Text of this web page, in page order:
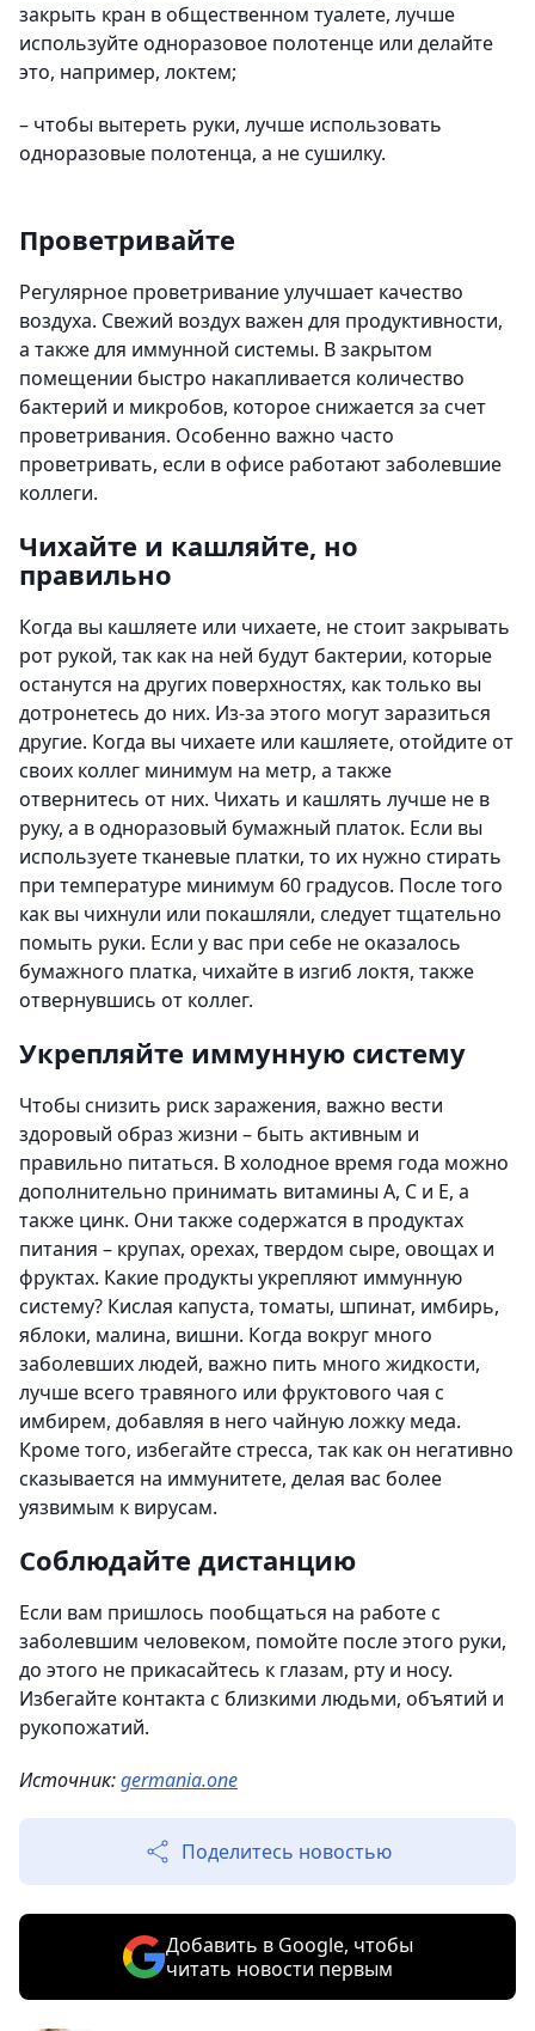
закрыть кран в общественном туалете, лучше
используйте одноразовое полотенце или делайте
это, например, локтем;
– чтобы вытереть руки, лучше использовать
одноразовые полотенца, а не сушилку.
Проветривайте
Регулярное проветривание улучшает качество
воздуха. Свежий воздух важен для продуктивности,
а также для иммунной системы. В закрытом
помещении быстро накапливается количество
бактерий и микробов, которое снижается за счет
проветривания. Особенно важно часто
проветривать, если в офисе работают заболевшие
коллеги.
Чихайте и кашляйте, но
правильно
Когда вы кашляете или чихаете, не стоит закрывать
рот рукой, так как на ней будут бактерии, которые
останутся на других поверхностях, как только вы
дотронетесь до них. Из-за этого могут заразиться
другие. Когда вы чихаете или кашляете, отойдите от
своих коллег минимум на метр, а также
отвернитесь от них. Чихать и кашлять лучше не в
руку, а в одноразовый бумажный платок. Если вы
используете тканевые платки, то их нужно стирать
при температуре минимум 60 градусов. После того
как вы чихнули или покашляли, следует тщательно
помыть руки. Если у вас при себе не оказалось
бумажного платка, чихайте в изгиб локтя, также
отвернувшись от коллег.
Укрепляйте иммунную систему
Чтобы снизить риск заражения, важно вести
здоровый образ жизни – быть активным и
правильно питаться. В холодное время года можно
дополнительно принимать витамины А, С и Е, а
также цинк. Они также содержатся в продуктах
питания – крупах, орехах, твердом сыре, овощах и
фруктах. Какие продукты укрепляют иммунную
систему? Кислая капуста, томаты, шпинат, имбирь,
яблоки, малина, вишни. Когда вокруг много
заболевших людей, важно пить много жидкости,
лучше всего травяного или фруктового чая с
имбирем, добавляя в него чайную ложку меда.
Кроме того, избегайте стресса, так как он негативно
сказывается на иммунитете, делая вас более
уязвимым к вирусам.
Соблюдайте дистанцию
Если вам пришлось пообщаться на работе с
заболевшим человеком, помойте после этого руки,
до этого не прикасайтесь к глазам, рту и носу.
Избегайте контакта с близкими людьми, объятий и
рукопожатий.
Источник:germania.one
Поделитесь новостью
Добавить в Google, чтобы
читать новости первым